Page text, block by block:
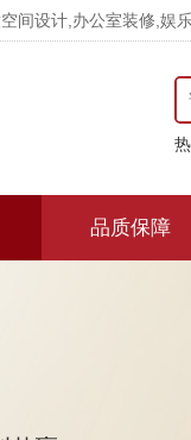
间设计,办公室装修,娱
品质保障